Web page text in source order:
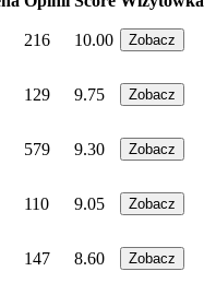
216 10.00 Zobacz
129 9.75 Zobacz
579 9.30 Zobacz
110 9.05 Zobacz
147 8.60 Zobacz